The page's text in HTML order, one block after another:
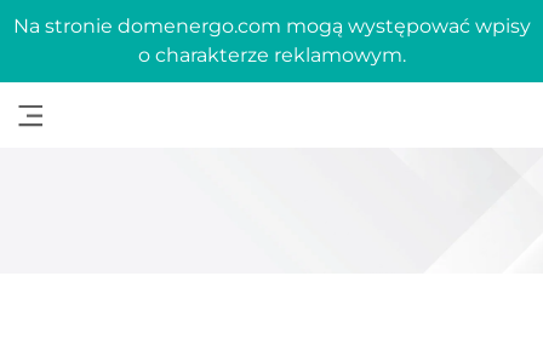
Na stronie domenergo.com mogą występować wpisy
o charakterze reklamowym.